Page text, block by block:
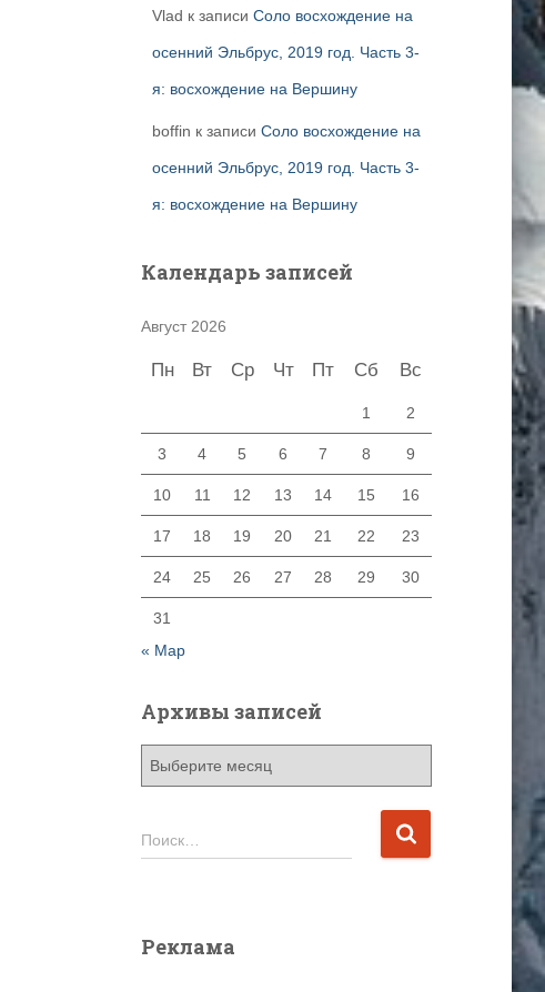
Vlad к записи Соло восхождение на
осенний Эльбрус, 2019 год. Часть 3-
я: восхождение на Вершину
boffin к записи Соло восхождение на
осенний Эльбрус, 2019 год. Часть 3-
я: восхождение на Вершину
Календарь записей
Август 2026
Пн Вт Ср Чт Пт Сб Вс
1 2
3 4 5 6 7 8 9
10 11 12 13 14 15 16
17 18 19 20 21 22 23
24 25 26 27 28 29 30
31
« Мар
Архивы записей
в
п
Н
а
:
Поиск…
Реклама